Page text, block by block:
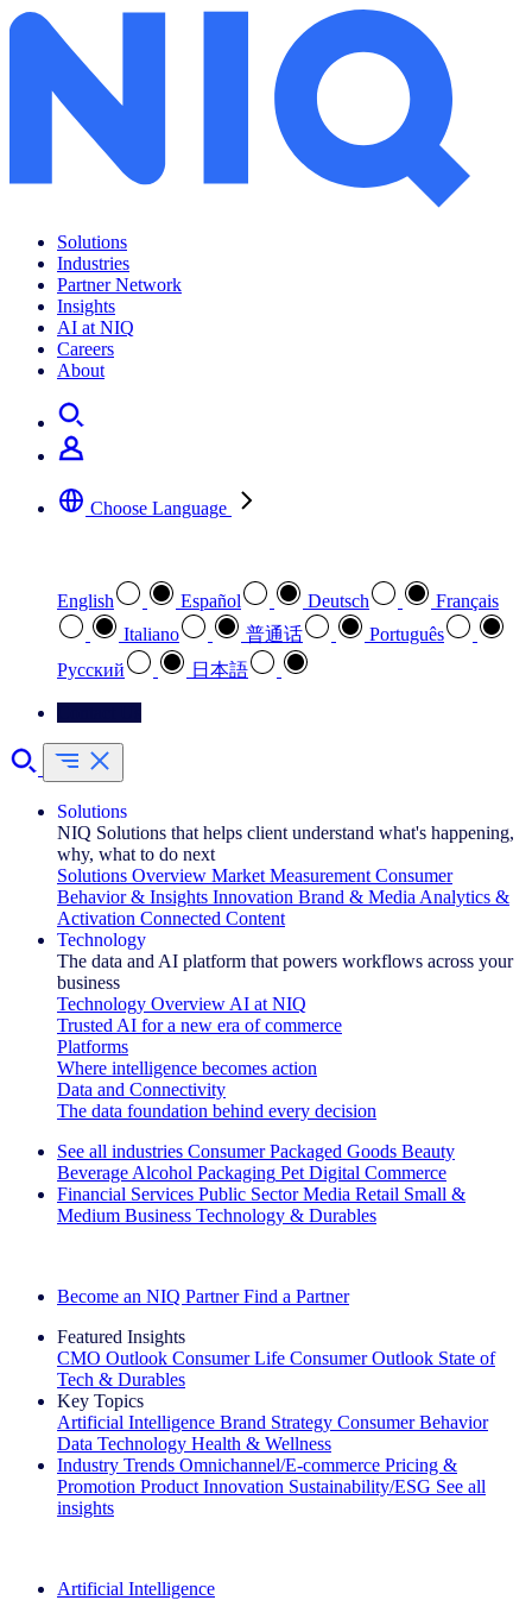
Solutions
Industries
Partner Network
Insights
AI at NIQ
Careers
About
Choose Language
English Español Deutsch
Français
Italiano
普通话
Português
Pусский
日本語
Solutions
NIQ Solutions that helps client understand what's happening,
why, what to do next
Solutions Overview Market Measurement Consumer
Behavior & Insights Innovation Brand & Media Analytics &
Activation Connected Content
Technology
The data and AI platform that powers workflows across your
business
Technology Overview AI at NIQ
Trusted AI for a new era of commerce
Platforms
Where intelligence becomes action
Data and Connectivity
The data foundation behind every decision
See all industries Consumer Packaged Goods Beauty
Beverage Alcohol Packaging Pet Digital Commerce
Financial Services Public Sector Media Retail Small &
Medium Business Technology & Durables
Become an NIQ Partner Find a Partner
Featured Insights
CMO Outlook Consumer Life Consumer Outlook State of
Tech & Durables
Key Topics
Artificial Intelligence Brand Strategy Consumer Behavior
Data Technology Health & Wellness
Industry Trends Omnichannel/E-commerce Pricing &
Promotion Product Innovation Sustainability/ESG See all
insights
Artificial Intelligence